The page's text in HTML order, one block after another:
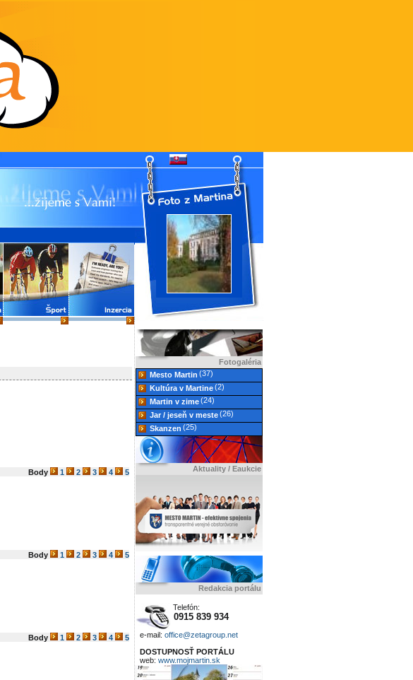
Fotogaléria
Mesto Martin (37)
Kultúra v Martine(2)
Martin v zime(24)
Jar / jeseň v meste(26)
Skanzen (25)
Aktuality / Eaukcie
Redakcia portálu
Telefón:
0915 839 934
e-mail: office@zetagroup.net
DOSTUPNOSŤ PORTÁLU
web: www.mojmartin.sk
Body
1 2 3 4
5
Body
1 2 3 4
5
Body
1 2 3 4
5